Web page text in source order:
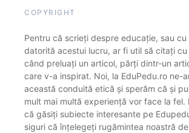
COPYRIGHT
Pentru că scrieți despre educație, sau
datorită acestui lucru, ar fi util să citați
când preluați un articol, părți dintr-un
care v-a inspirat. Noi, la EduPedu.ro ne-
această conduită etică și sperăm că și
mult mai multă experiență vor face la fel.
că găsiți subiecte interesante pe
siguri că înțelegeți rugămintea noastră